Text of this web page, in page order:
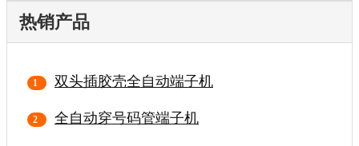
热销产品
双头插胶壳全自动端子机
全自动穿号码管端子机